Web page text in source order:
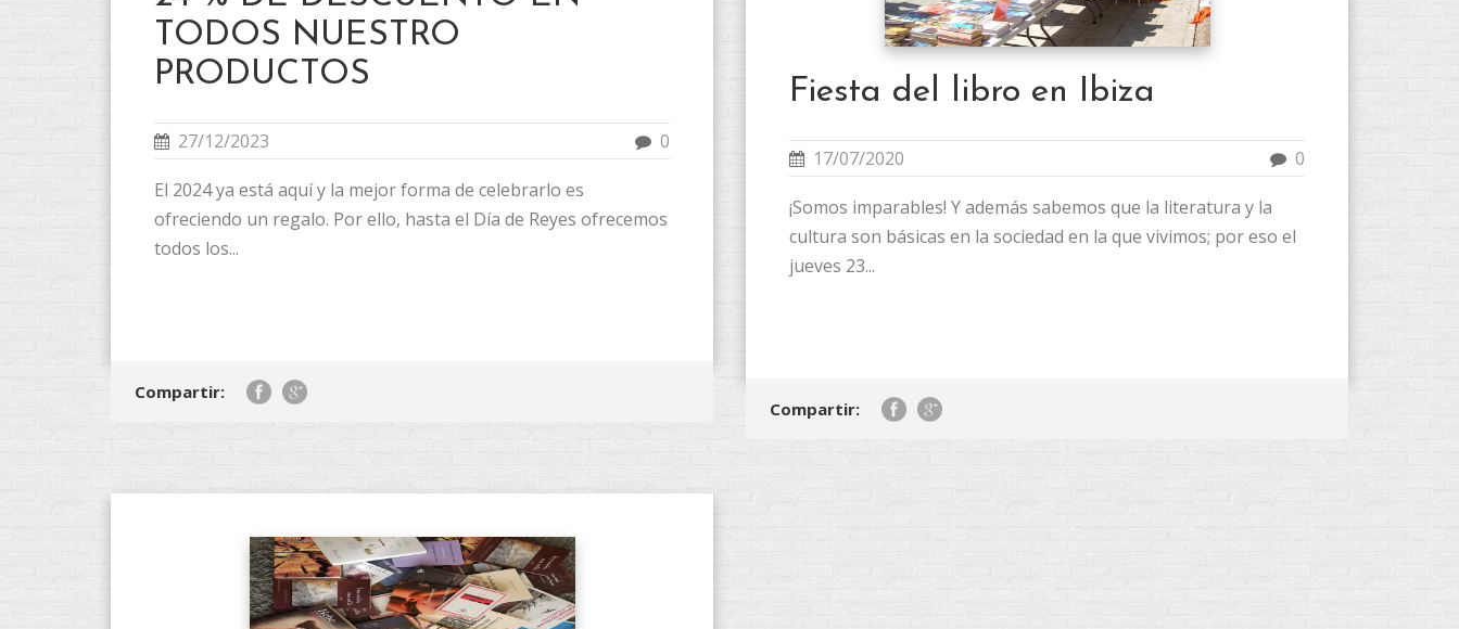
TODOS NUESTRO
PRODUCTOS
27/12/2023 0
El 2024 ya está aquí y la mejor forma de celebrarlo es
ofreciendo un regalo. Por ello, hasta el Día de Reyes ofrecemos
todos los...
Compartir:
Fiesta del libro en Ibiza
17/07/2020 0
¡Somos imparables! Y además sabemos que la literatura y la
cultura son básicas en la sociedad en la que vivimos; por eso el
jueves 23...
Compartir: